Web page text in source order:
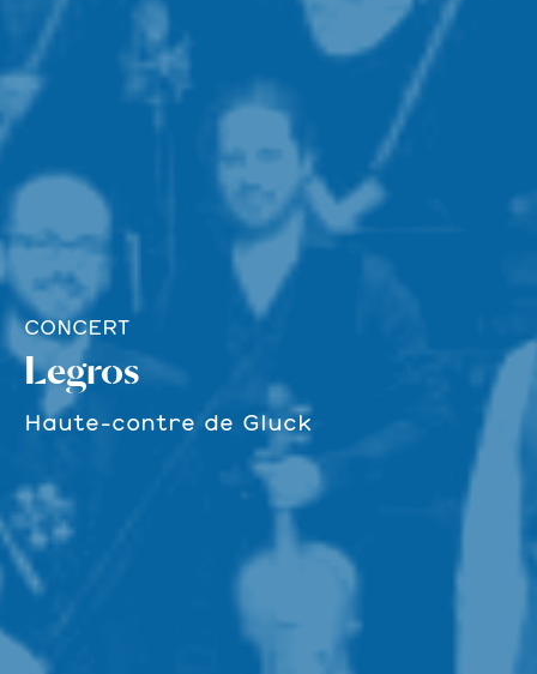
CONCERT
Legros
Haute-contre de Gluck